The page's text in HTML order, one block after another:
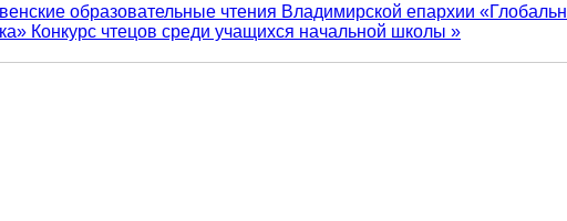
образовательные чтения Владимирской епархии
Конкурс чтецов среди учащихся начальной школы »